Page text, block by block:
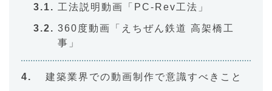
工法説明動画「PC-Rev工法」
360度動画「えちぜん鉄道 高架橋工
事」
建築業界での動画制作で意識すべきこと